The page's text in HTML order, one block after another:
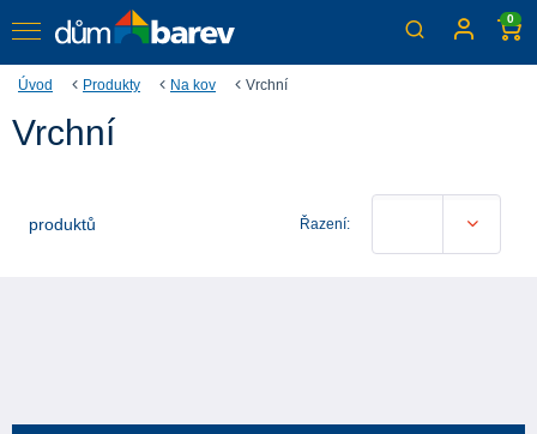
0
Úvod Produkty Na kov Vrchní
Vrchní
produktů Řazení: